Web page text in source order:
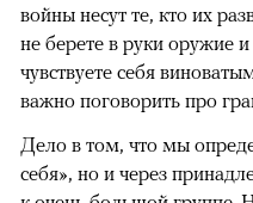
войны несут те, кто их
не берете в руки оружие
чувствуете себя
важно поговорить про
Дело в том, что мы
себя», но и через